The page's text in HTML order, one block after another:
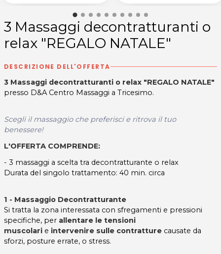
3 Massaggi decontratturanti o
relax "REGALO NATALE"
DESCRIZIONE DELL'OFFERTA
3 Massaggi decontratturanti o relax "REGALO NATALE"
presso D&A Centro Massaggi a Tricesimo.
Scegli il massaggio che preferisci e ritrova il tuo
benessere!
L'OFFERTA COMPRENDE:
- 3 massaggi a scelta tra decontratturante o relax
Durata del singolo trattamento: 40 min. circa
1 - Massaggio Decontratturante
Si tratta la zona interessata con sfregamenti e pressioni
specifiche, per allentare le tensioni
muscolari e intervenire sulle contratture causate da
sforzi, posture errate, o stress.